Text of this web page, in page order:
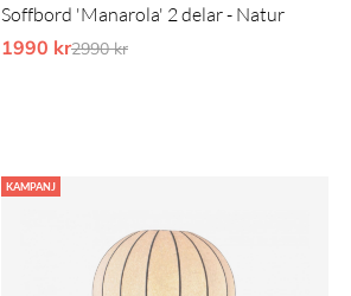
Soffbord 'Manarola' 2 delar - Natur
1990 krOrdinarie pris:
2990 kr
KAMPANJ